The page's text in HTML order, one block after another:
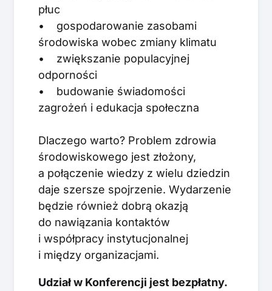
płuc
• gospodarowanie zasobami
środowiska wobec zmiany klimatu
• zwiększanie populacyjnej
odporności
• budowanie świadomości
zagrożeń i edukacja społeczna
Dlaczego warto? Problem zdrowia
środowiskowego jest złożony,
a połączenie wiedzy z wielu dziedzin
daje szersze spojrzenie. Wydarzenie
będzie również dobrą okazją
do nawiązania kontaktów
i współpracy instytucjonalnej
i między organizacjami.
Udział w Konferencji jest bezpłatny.